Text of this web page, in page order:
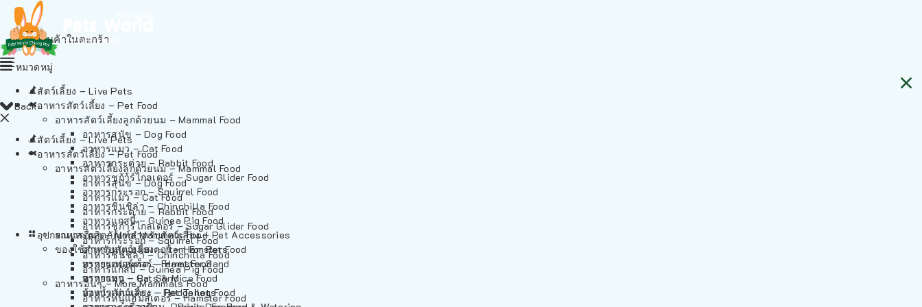
ไม่มีสินค้าในตะกร้า
Back
สัตว์เลี้ยง – Live Pets
อาหารสัตว์เลี้ยง – Pet Food
อาหารสัตว์เลี้ยงลูกด้วยนม – Mammal Food
อาหารสุนัข – Dog Food
อาหารแมว – Cat Food
อาหารกระต่าย – Rabbit Food
อาหารชูก้าร์ไกลเดอร์ – Sugar Glider Food
อาหารกระรอก – Squirrel Food
อาหารชินชิล่า – Chinchilla Food
อาหารแกสบี้ – Guinea Pig Food
อาหารอื่นๆ – More Mammals Food
อาหารหนูแฮมสเตอร์ – Hamster Food
หมวดหมู่
สัตว์เลี้ยง – Live Pets
อาหารสัตว์เลี้ยง – Pet Food
อาหารสัตว์เลี้ยงลูกด้วยนม – Mammal Food
อาหารสุนัข – Dog Food
อาหารแมว – Cat Food
อาหารกระต่าย – Rabbit Food
อาหารชูก้าร์ไกลเดอร์ – Sugar Glider Food
อาหารกระรอก – Squirrel Food
อาหารชินชิล่า – Chinchilla Food
อาหารแกสบี้ – Guinea Pig Food
อาหารอื่นๆ – More Mammals Food
อาหารหนูแฮมสเตอร์ – Hamster Food
อาหารเฟอร์เร็ต – Ferret Food
อาหารหนู – Rats & Mice Food
อาหารเม่นแคระ – Hedgehog Food
อุปกรณและผลิตภัณฑ์สำหรับสัตว์เลี้ยง – Pet Accessories
ของใช้สำหรับสัตว์เลี้ยง – Item For Pets
ทรายแฮมสเตอร์ – Hamster Sand
ทรายแมว – Cat Sand
ห้องน้ำสัตว์เลี้ยง – Pet Toilets